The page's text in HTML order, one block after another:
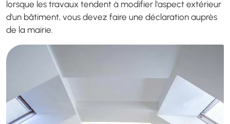
lorsque les travaux tendent à modifier l'aspect extérieur
d'un bâtiment, vous devez faire une déclaration auprès
de la mairie.